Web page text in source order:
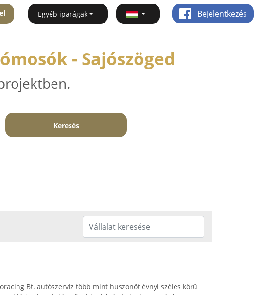
Egyéb iparágak Bejelentkezés
- Sajószöged
Keresés
Bt. autószerviz több mint huszonöt évnyi széles körű